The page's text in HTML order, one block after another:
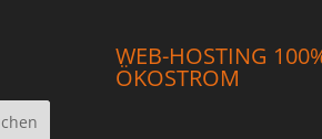
WEB-HOSTING
ÖKOSTROM